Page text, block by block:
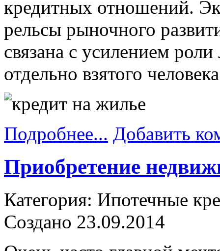
кредитных отношений.
рельсы рыночного
связана с усилением
отдельно взятого
Подробнее... Добавить
Приобретение
Категория: Ипотечные
Создано 23.09.2014